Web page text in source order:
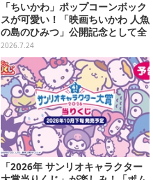
「ちいかわ」ポップコーンボック
スが可愛い！「映画ちいかわ 人魚
の島のひみつ」公開記念として全
国劇場で販売、セイレーンドリン
クカップホルダーも
2026.7.24
「2026年 サンリオキャラクター